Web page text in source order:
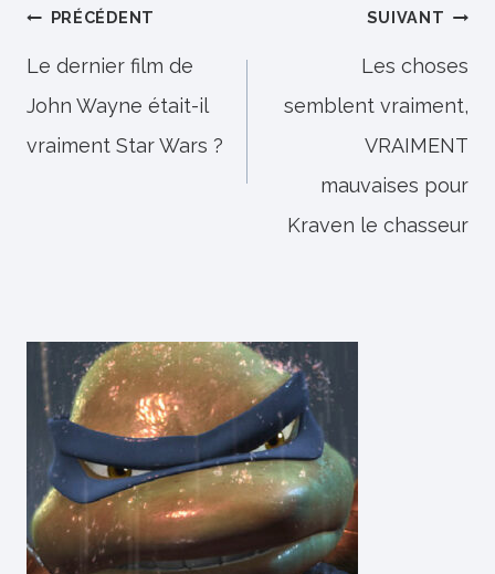
Navigation
de
l’article
PRÉCÉDENT
Le dernier film de
John Wayne était-il
vraiment Star Wars ?
SUIVANT
Les choses
semblent vraiment,
VRAIMENT
mauvaises pour
Kraven le chasseur